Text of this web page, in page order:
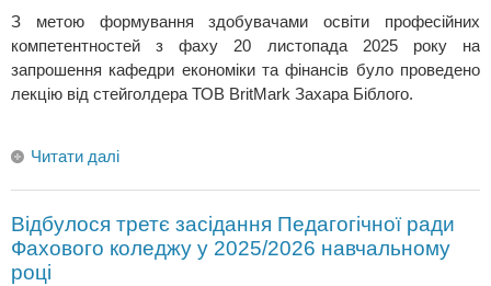
З метою формування здобувачами освіти професійних
компетентностей з фаху 20 листопада 2025 року на
запрошення кафедри економіки та фінансів було проведено
лекцію від стейголдера ТОВ BritMark Захара Біблого.
Читати далі
Відбулося третє засідання Педагогічної ради
Фахового коледжу у 2025/2026 навчальному
році